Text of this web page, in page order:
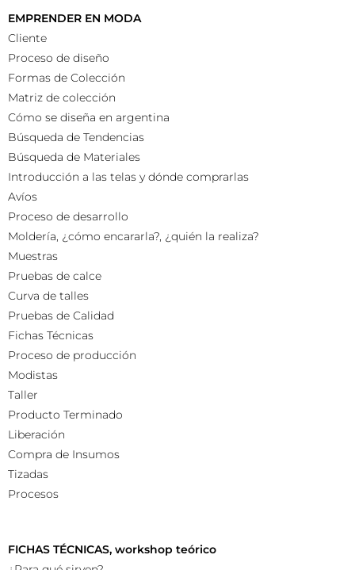
EMPRENDER EN MODA
Cliente
Proceso de diseño
Formas de Colección
Matriz de colección
Cómo se diseña en argentina
Búsqueda de Tendencias
Búsqueda de Materiales
Introducción a las telas y dónde comprarlas
Avíos
Proceso de desarrollo
Moldería, ¿cómo encararla?, ¿quién la realiza?
Muestras
Pruebas de calce
Curva de talles
Pruebas de Calidad
Fichas Técnicas
Proceso de producción
Modistas
Taller
Producto Terminado
Liberación
Compra de Insumos
Tizadas
Procesos
FICHAS TÉCNICAS, workshop teórico